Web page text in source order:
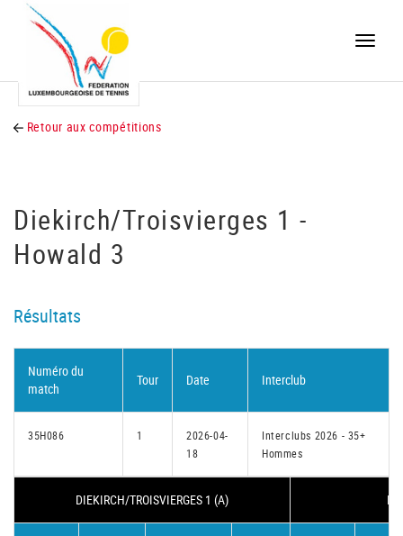
Toggle
Retour aux compétitions
Diekirch/Troisvierges 1 -
Howald 3
Résultats
Numéro du
match
Tour Date Interclub
35H086 1
2026-04-
18
Interclubs 2026 - 35+
Hommes
DIEKIRCH/TROISVIERGES 1 (A)